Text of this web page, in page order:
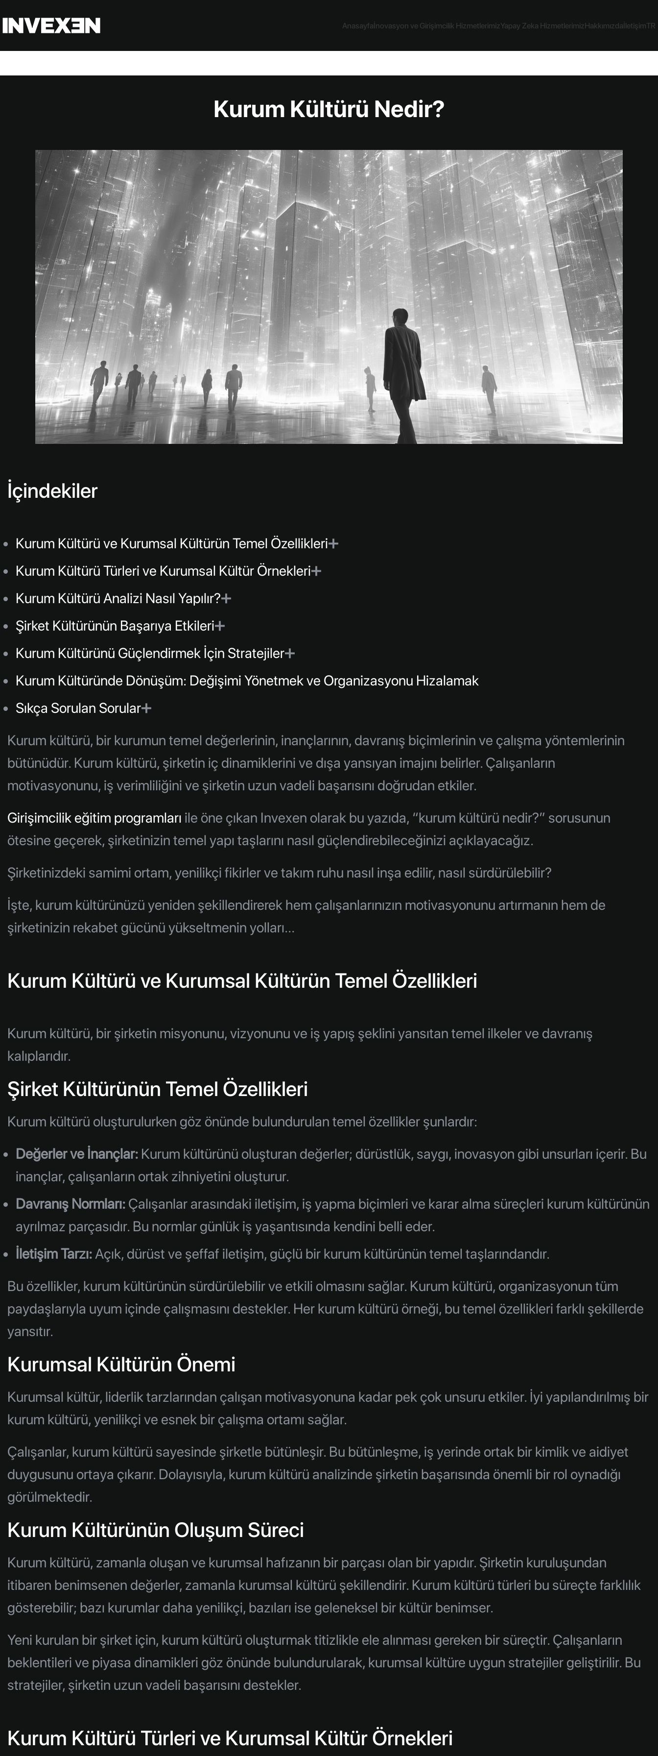
Anasayfa İnovasyon ve Girişimcilik HizmetlerimizYapay Zeka HizmetlerimizHakkımızda İletişimTR
Kurum Kültürü Nedir?
İçindekiler
Kurum Kültürü ve Kurumsal Kültürün Temel Özellikleri➕
Kurum Kültürü Türleri ve Kurumsal Kültür Örnekleri➕
Kurum Kültürü Analizi Nasıl Yapılır?➕
Şirket Kültürünün Başarıya Etkileri➕
Kurum Kültürünü Güçlendirmek İçin Stratejiler➕
Kurum Kültüründe Dönüşüm: Değişimi Yönetmek ve Organizasyonu Hizalamak
Sıkça Sorulan Sorular➕
Kurum kültürü, bir kurumun temel değerlerinin, inançlarının, davranış biçimlerinin ve çalışma yöntemlerinin
bütünüdür. Kurum kültürü, şirketin iç dinamiklerini ve dışa yansıyan imajını belirler. Çalışanların
motivasyonunu, iş verimliliğini ve şirketin uzun vadeli başarısını doğrudan etkiler.
Girişimcilik eğitim programları ile öne çıkan Invexen olarak bu yazıda, “kurum kültürü nedir?” sorusunun
ötesine geçerek, şirketinizin temel yapı taşlarını nasıl güçlendirebileceğinizi açıklayacağız.
Şirketinizdeki samimi ortam, yenilikçi fikirler ve takım ruhu nasıl inşa edilir, nasıl sürdürülebilir?
İşte, kurum kültürünüzü yeniden şekillendirerek hem çalışanlarınızın motivasyonunu artırmanın hem de
şirketinizin rekabet gücünü yükseltmenin yolları…
Kurum Kültürü ve Kurumsal Kültürün Temel Özellikleri
Kurum kültürü, bir şirketin misyonunu, vizyonunu ve iş yapış şeklini yansıtan temel ilkeler ve davranış
kalıplarıdır.
Şirket Kültürünün Temel Özellikleri
Kurum kültürü oluşturulurken göz önünde bulundurulan temel özellikler şunlardır:
Değerler ve İnançlar: Kurum kültürünü oluşturan değerler; dürüstlük, saygı, inovasyon gibi unsurları içerir. Bu
inançlar, çalışanların ortak zihniyetini oluşturur.
Davranış Normları: Çalışanlar arasındaki iletişim, iş yapma biçimleri ve karar alma süreçleri kurum kültürünün
ayrılmaz parçasıdır. Bu normlar günlük iş yaşantısında kendini belli eder.
İletişim Tarzı:Açık, dürüst ve şeffaf iletişim, güçlü bir kurum kültürünün temel taşlarındandır.
Bu özellikler, kurum kültürünün sürdürülebilir ve etkili olmasını sağlar. Kurum kültürü, organizasyonun tüm
paydaşlarıyla uyum içinde çalışmasını destekler. Her kurum kültürü örneği, bu temel özellikleri farklı şekillerde
yansıtır.
Kurumsal Kültürün Önemi
Kurumsal kültür, liderlik tarzlarından çalışan motivasyonuna kadar pek çok unsuru etkiler. İyi yapılandırılmış bir
kurum kültürü, yenilikçi ve esnek bir çalışma ortamı sağlar.
Çalışanlar, kurum kültürü sayesinde şirketle bütünleşir. Bu bütünleşme, iş yerinde ortak bir kimlik ve aidiyet
duygusunu ortaya çıkarır. Dolayısıyla, kurum kültürü analizinde şirketin başarısında önemli bir rol oynadığı
görülmektedir.
Kurum Kültürünün Oluşum Süreci
Kurum kültürü, zamanla oluşan ve kurumsal hafızanın bir parçası olan bir yapıdır. Şirketin kuruluşundan
itibaren benimsenen değerler, zamanla kurumsal kültürü şekillendirir. Kurum kültürü türleri bu süreçte farklılık
gösterebilir; bazı kurumlar daha yenilikçi, bazıları ise geleneksel bir kültür benimser.
Yeni kurulan bir şirket için, kurum kültürü oluşturmak titizlikle ele alınması gereken bir süreçtir. Çalışanların
beklentileri ve piyasa dinamikleri göz önünde bulundurularak, kurumsal kültüre uygun stratejiler geliştirilir. Bu
stratejiler, şirketin uzun vadeli başarısını destekler.
Kurum Kültürü Türleri ve Kurumsal Kültür Örnekleri